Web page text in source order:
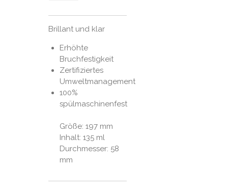
Brillant und klar
Erhöhte
Bruchfestigkeit
Zertifiziertes
Umweltmanagement
100%
spülmaschinenfest
Größe: 197 mm
Inhalt: 135 ml
Durchmesser: 58
mm